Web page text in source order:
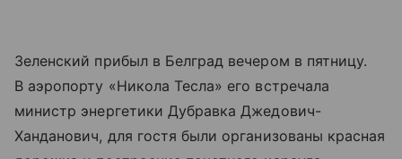
Зеленский прибыл в Белград вечером в пятницу.
В аэропорту «Никола Тесла» его встречала
министр энергетики Дубравка Джедович-
Ханданович, для гостя были организованы красная